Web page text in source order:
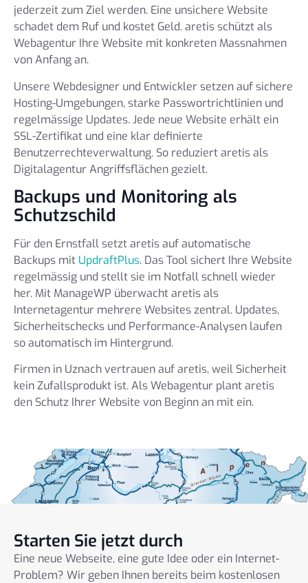
jederzeit zum Ziel werden. Eine unsichere Website
schadet dem Ruf und kostet Geld. aretis schützt als
Webagentur Ihre Website mit konkreten Massnahmen
von Anfang an.
Unsere Webdesigner und Entwickler setzen auf sichere
Hosting-Umgebungen, starke Passwortrichtlinien und
regelmässige Updates. Jede neue Website erhält ein
SSL-Zertifikat und eine klar definierte
Benutzerrechteverwaltung. So reduziert aretis als
Digitalagentur Angriffsflächen gezielt.
Backups und Monitoring als
Schutzschild
Für den Ernstfall setzt aretis auf automatische
Backups mit UpdraftPlus. Das Tool sichert Ihre Website
regelmässig und stellt sie im Notfall schnell wieder
her. Mit ManageWP überwacht aretis als
Internetagentur mehrere Websites zentral. Updates,
Sicherheitschecks und Performance-Analysen laufen
so automatisch im Hintergrund.
Firmen in Uznach vertrauen auf aretis, weil Sicherheit
kein Zufallsprodukt ist. Als Webagentur plant aretis
den Schutz Ihrer Website von Beginn an mit ein.
Starten Sie jetzt durch
Eine neue Webseite, eine gute Idee oder ein Internet-
Problem? Wir geben Ihnen bereits beim kostenlosen